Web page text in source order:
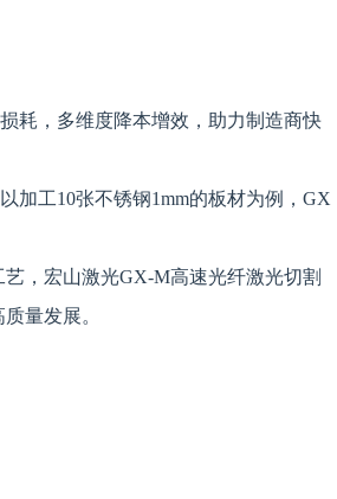
耗，多维度降本增效，助力制造商快
加工10张不锈钢1mm的板材为例，GX
，宏山激光GX-M高速光纤激光切割
量发展。